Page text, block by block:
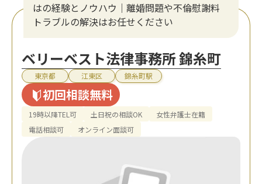
はの経験とノウハウ｜離婚問題や不倫慰謝料
トラブルの解決はお任せください
ベリーベスト法律事務所 錦糸町
東京都 江東区 錦糸町駅
初回相談無料
19時以降TEL可 土日祝の相談OK
女性弁護士在籍
電話相談可
オンライン面談可